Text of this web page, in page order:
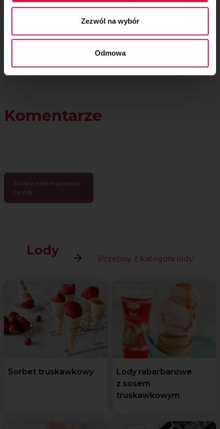
Zezwól na wybór
Odmowa
Komentarze
Zobacz kolejne przepisy
na lody
Lody
Przepisy z kategorii lody
Sorbet truskawkowy
Lody rabarbarowe
z sosem
truskawkowym